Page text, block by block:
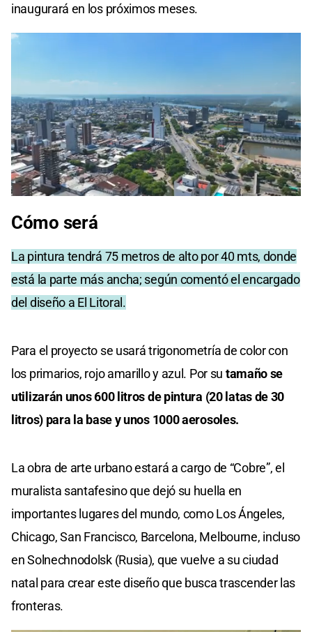
inaugurará en los próximos meses.
Cómo será
La pintura tendrá 75 metros de alto por 40 mts, donde
está la parte más ancha; según comentó el encargado
del diseño a El Litoral.
Para el proyecto se usará trigonometría de color con
los primarios, rojo amarillo y azul. Por su tamaño se
utilizarán unos 600 litros de pintura (20 latas de 30
litros) para la base y unos 1000 aerosoles.
La obra de arte urbano estará a cargo de “Cobre”, el
muralista santafesino que dejó su huella en
importantes lugares del mundo, como Los Ángeles,
Chicago, San Francisco, Barcelona, Melbourne, incluso
en Solnechnodolsk (Rusia), que vuelve a su ciudad
natal para crear este diseño que busca trascender las
fronteras.